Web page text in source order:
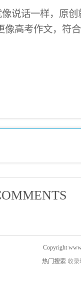
话一样，原创
像高考作文，符
Copyright
热门搜索 收录